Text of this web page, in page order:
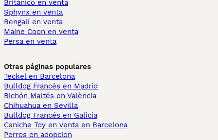
Británico en venta
Sphynx en venta
Bengalí en venta
Maine Coon en venta
Persa en venta
Otras páginas populares
Teckel en Barcelona
Bulldog Francés en Madrid
Bichón Maltés en València
Chihuahua en Sevilla
Bulldog Francés en Galicia
Caniche Toy en venta en Barcelona
Perros en adopcion